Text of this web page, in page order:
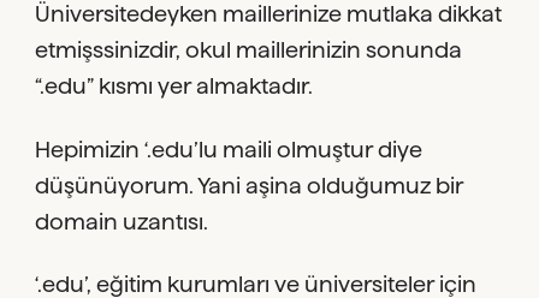
Üniversitedeyken maillerinize mutlaka dikkat
etmişssinizdir, okul maillerinizin sonunda
“.edu” kısmı yer almaktadır.
Hepimizin ‘.edu’lu maili olmuştur diye
düşünüyorum. Yani aşina olduğumuz bir
domain uzantısı.
‘.edu’, eğitim kurumları ve üniversiteler için